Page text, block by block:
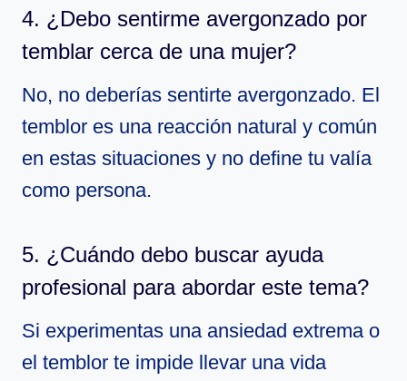
4. ¿Debo sentirme avergonzado por
temblar cerca de una mujer?
No, no deberías sentirte avergonzado. El
temblor es una reacción natural y común
en estas situaciones y no define tu valía
como persona.
5. ¿Cuándo debo buscar ayuda
profesional para abordar este tema?
Si experimentas una ansiedad extrema o
el temblor te impide llevar una vida